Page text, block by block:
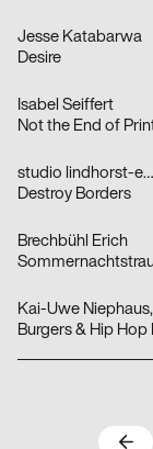
Jesse Katabarwa
Desire
Isabel Seiffert
Not the End of
studio lindhorst-emme
Destroy Borders
Brechbühl Erich
Burgers & Hip Hop